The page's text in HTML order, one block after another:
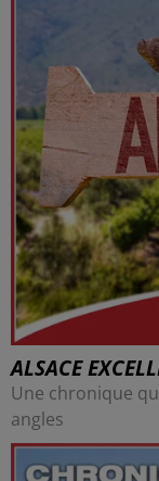
ALSACE
Une chronique
angles